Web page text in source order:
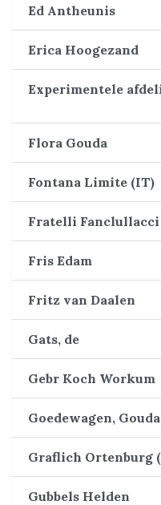
Ed Antheunis
Erica Hoogezand
Experimentele
Flora Gouda
Fontana Limite (IT)
Fratelli Fanclullacci
Fris Edam
Fritz van Daalen
Gats, de
Gebr Koch Workum
Goedewagen,
Graflich Ortenburg
Gubbels Helden